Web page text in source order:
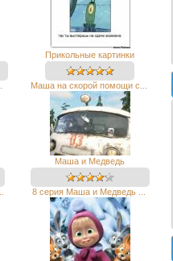
Прикольные картинки
Маша на скорой помощи с...
Маша и Медведь
8 серия Маша и Медведь ...